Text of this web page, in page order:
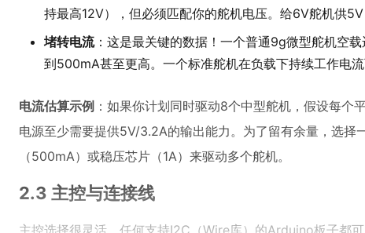
持最高12V），但必须匹配你的舵机电压。给6V舵机供
堵转电流：这是最关键的数据！一个普通9g微型舵机空
到500mA甚至更高。一个标准舵机在负载下持续工作电
电流估算示例 ：如果你计划同时驱动8个中型舵机，假设每
电源至少需要提供5V/3.2A的输出能力。为了留有余量，选
（500mA）或稳压芯片（1A）来驱动多个舵机。
2.3 主控与连接线
主控选择很灵活，任何支持I2C（Wire库）的Arduino板子都